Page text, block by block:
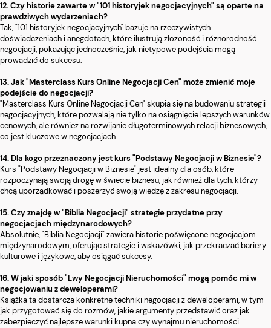
12. Czy historie zawarte w "101 historyjek negocjacyjnych" są oparte na
prawdziwych wydarzeniach?
Tak, "101 historyjek negocjacyjnych" bazuje na rzeczywistych
doświadczeniach i anegdotach, które ilustrują złożoność i różnorodność
negocjacji, pokazując jednocześnie, jak nietypowe podejścia mogą
prowadzić do sukcesu.
13. Jak "Masterclass Kurs Online Negocjacji Cen" może zmienić moje
podejście do negocjacji?
"Masterclass Kurs Online Negocjacji Cen" skupia się na budowaniu strategii
negocjacyjnych, które pozwalają nie tylko na osiągnięcie lepszych warunków
cenowych, ale również na rozwijanie długoterminowych relacji biznesowych,
co jest kluczowe w negocjacjach.
14. Dla kogo przeznaczony jest kurs "Podstawy Negocjacji w Biznesie"?
Kurs "Podstawy Negocjacji w Biznesie" jest idealny dla osób, które
rozpoczynają swoją drogę w świecie biznesu, jak również dla tych, którzy
chcą uporządkować i poszerzyć swoją wiedzę z zakresu negocjacji.
15. Czy znajdę w "Biblia Negocjacji" strategie przydatne przy
negocjacjach międzynarodowych?
Absolutnie, "Biblia Negocjacji" zawiera historie poświęcone negocjacjom
międzynarodowym, oferując strategie i wskazówki, jak przekraczać bariery
kulturowe i językowe, aby osiągać sukcesy.
16. W jaki sposób "Lwy Negocjacji Nieruchomości" mogą pomóc mi w
negocjowaniu z deweloperami?
Książka ta dostarcza konkretne techniki negocjacji z deweloperami, w tym
jak przygotować się do rozmów, jakie argumenty przedstawić oraz jak
zabezpieczyć najlepsze warunki kupna czy wynajmu nieruchomości.